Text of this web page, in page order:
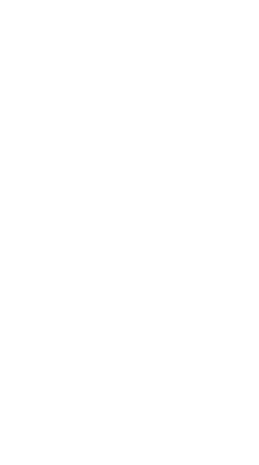
いて
にバッジを付与しています
した安心・安全なユーザーです
ーします
ね！
ね！